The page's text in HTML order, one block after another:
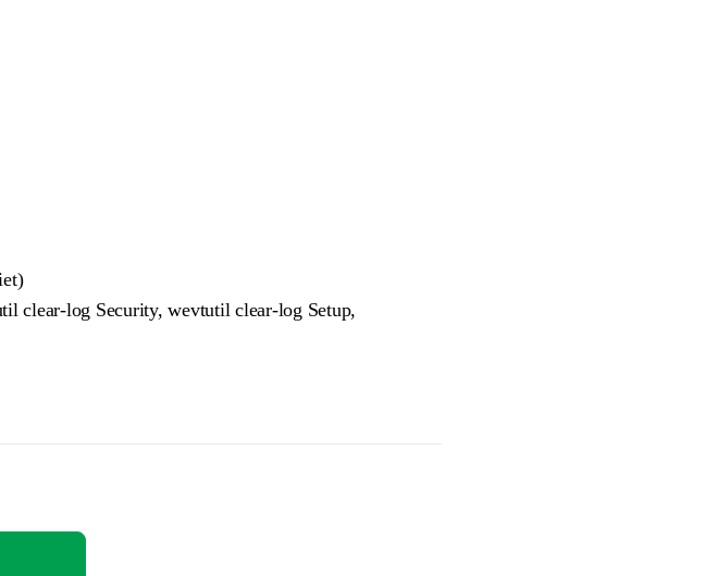
clear-log Security, wevtutil clear-log Setup,